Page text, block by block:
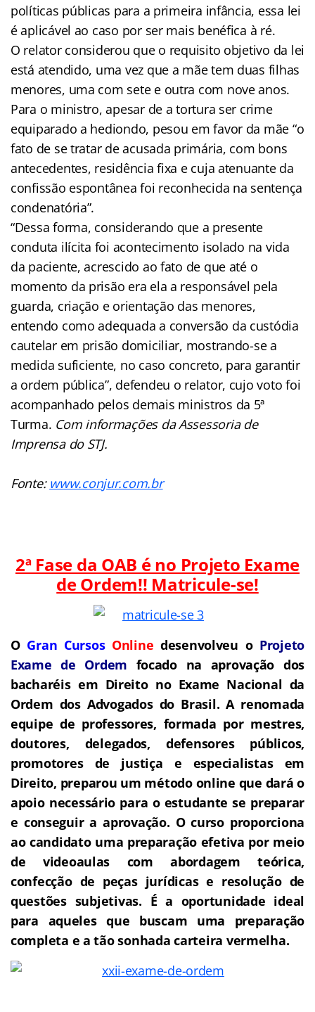
políticas públicas para a primeira infância, essa lei
é aplicável ao caso por ser mais benéfica à ré.
O relator considerou que o requisito objetivo da lei
está atendido, uma vez que a mãe tem duas filhas
menores, uma com sete e outra com nove anos.
Para o ministro, apesar de a tortura ser crime
equiparado a hediondo, pesou em favor da mãe “o
fato de se tratar de acusada primária, com bons
antecedentes, residência fixa e cuja atenuante da
confissão espontânea foi reconhecida na sentença
condenatória”.
“Dessa forma, considerando que a presente
conduta ilícita foi acontecimento isolado na vida
da paciente, acrescido ao fato de que até o
momento da prisão era ela a responsável pela
guarda, criação e orientação das menores,
entendo como adequada a conversão da custódia
cautelar em prisão domiciliar, mostrando-se a
medida suficiente, no caso concreto, para garantir
a ordem pública”, defendeu o relator, cujo voto foi
acompanhado pelos demais ministros da 5ª
Turma. Com informações da Assessoria de
Imprensa do STJ.
Fonte: www.conjur.com.br
2ª Fase da OAB é no Projeto Exame
de Ordem!! Matricule-se!
O Gran Cursos Online desenvolveu o Projeto
Exame de Ordem focado na aprovação dos
bacharéis em Direito no Exame Nacional da
Ordem dos Advogados do Brasil. A renomada
equipe de professores, formada por mestres,
doutores, delegados, defensores públicos,
promotores de justiça e especialistas em
Direito, preparou um método online que dará o
apoio necessário para o estudante se preparar
e conseguir a aprovação. O curso proporciona
ao candidato uma preparação efetiva por meio
de videoaulas com abordagem teórica,
confecção de peças jurídicas e resolução de
questões subjetivas. É a oportunidade ideal
para aqueles que buscam uma preparação
completa e a tão sonhada carteira vermelha.